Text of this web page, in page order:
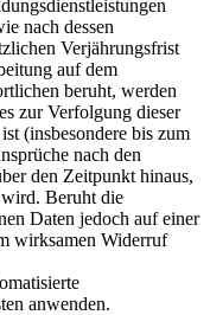
nach dessen
Verjährungsfrist
auf dem
beruht, werden
zur Verfolgung dieser
(insbesondere bis zum
nach den
den Zeitpunkt hinaus,
Beruht die
Daten jedoch auf einer
wirksamen Widerruf
anwenden.